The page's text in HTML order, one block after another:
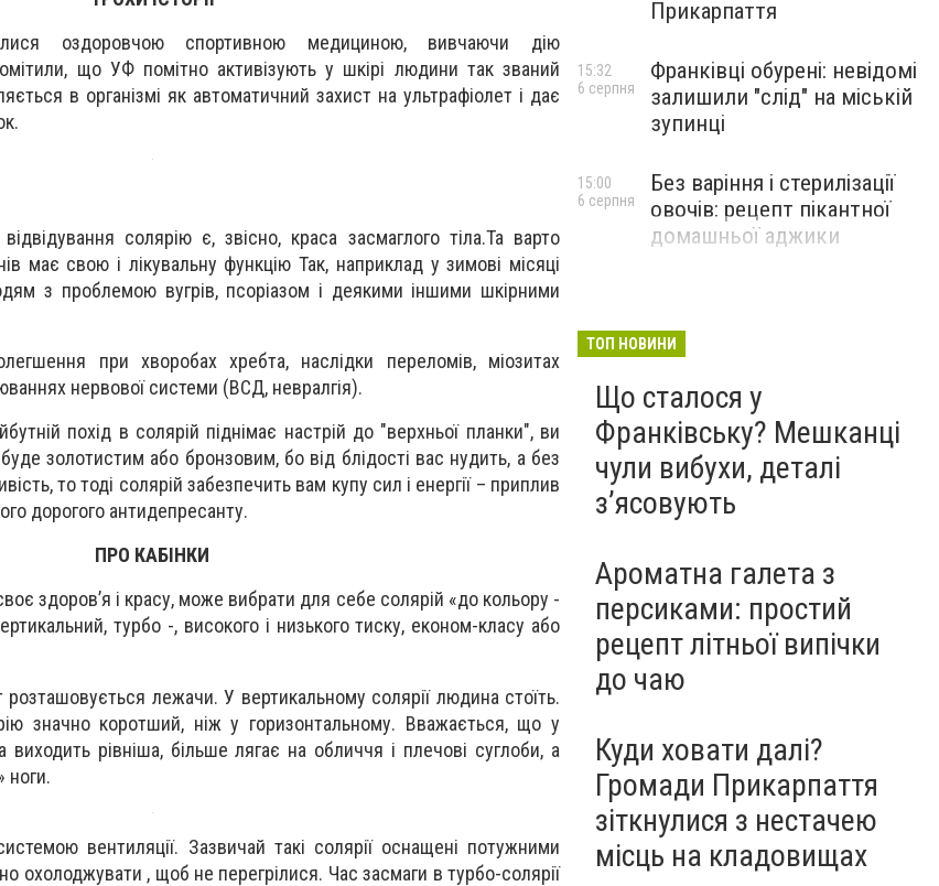
оздоровчою спортивною медициною, вивчаючи дію
що УФ помітно активізують у шкірі людини так званий
в організмі як автоматичний захист на ультрафіолет і дає
солярію є, звісно, краса засмаглого тіла.Та варто
має свою і лікувальну функцію Так, наприклад у зимові місяці
з проблемою вугрів, псоріазом і деякими іншими шкірними
при хворобах хребта, наслідки переломів, міозитах
нервової системи (ВСД, невралгія).
похід в солярій піднімає настрій до "верхньої планки", ви
золотистим або бронзовим, бо від блідості вас нудить, а без
то тоді солярій забезпечить вам купу сил і енергії – приплив
дорогого антидепресанту.
ПРО КАБІНКИ
здоров’я і красу, може вибрати для себе солярій «до кольору -
турбо -, високого і низького тиску, економ-класу або
розташовується лежачи. У вертикальному солярії людина стоїть.
значно коротший, ніж у горизонтальному. Вважається, що у
виходить рівніша, більше лягає на обличчя і плечові суглоби, а
ноги.
вентиляції. Зазвичай такі солярії оснащені потужними
охолоджувати , щоб не перегрілися. Час засмаги в турбо-солярії
Прикарпаття
Франківці обурені: невідомі
залишили "слід" на міській
зупинці
15:32
6 серпня
Без варіння і стерилізації
овочів: рецепт пікантної
домашньої аджики
15:00
6 серпня
ТОП НОВИНИ
Що сталося у
Франківську? Мешканці
чули вибухи, деталі
з’ясовують
Ароматна галета з
персиками: простий
рецепт літньої випічки
до чаю
Куди ховати далі?
Громади Прикарпаття
зіткнулися з нестачею
місць на кладовищах